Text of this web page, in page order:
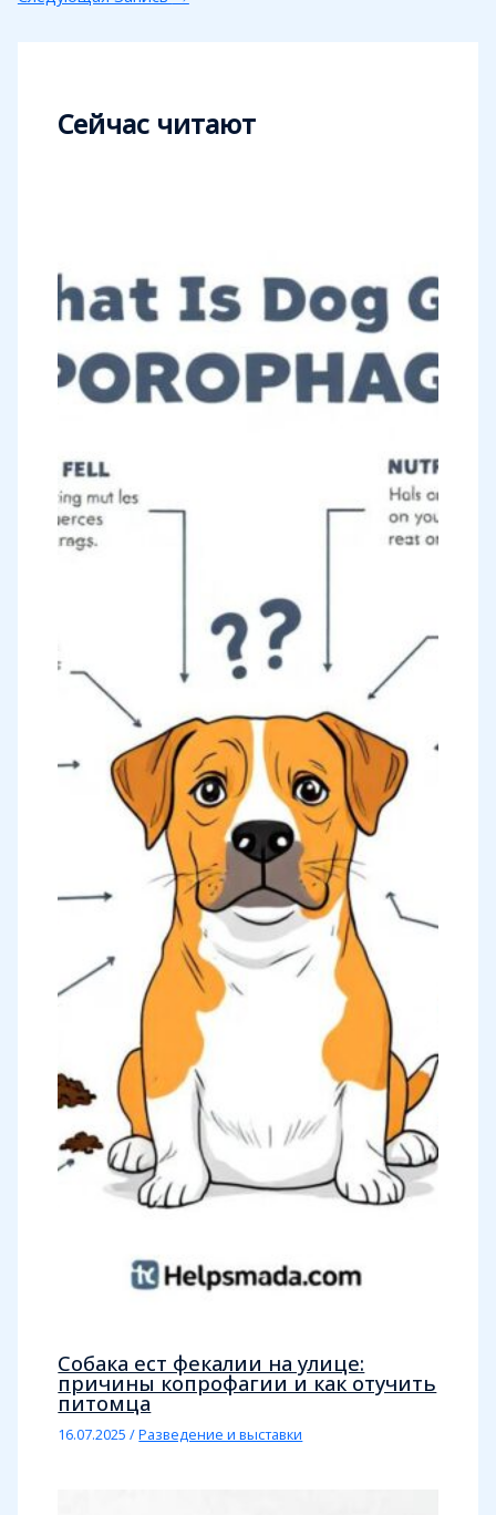
Сейчас читают
Собака ест фекалии на улице:
причины копрофагии и как отучить
питомца
16.07.2025/Разведение и выставки